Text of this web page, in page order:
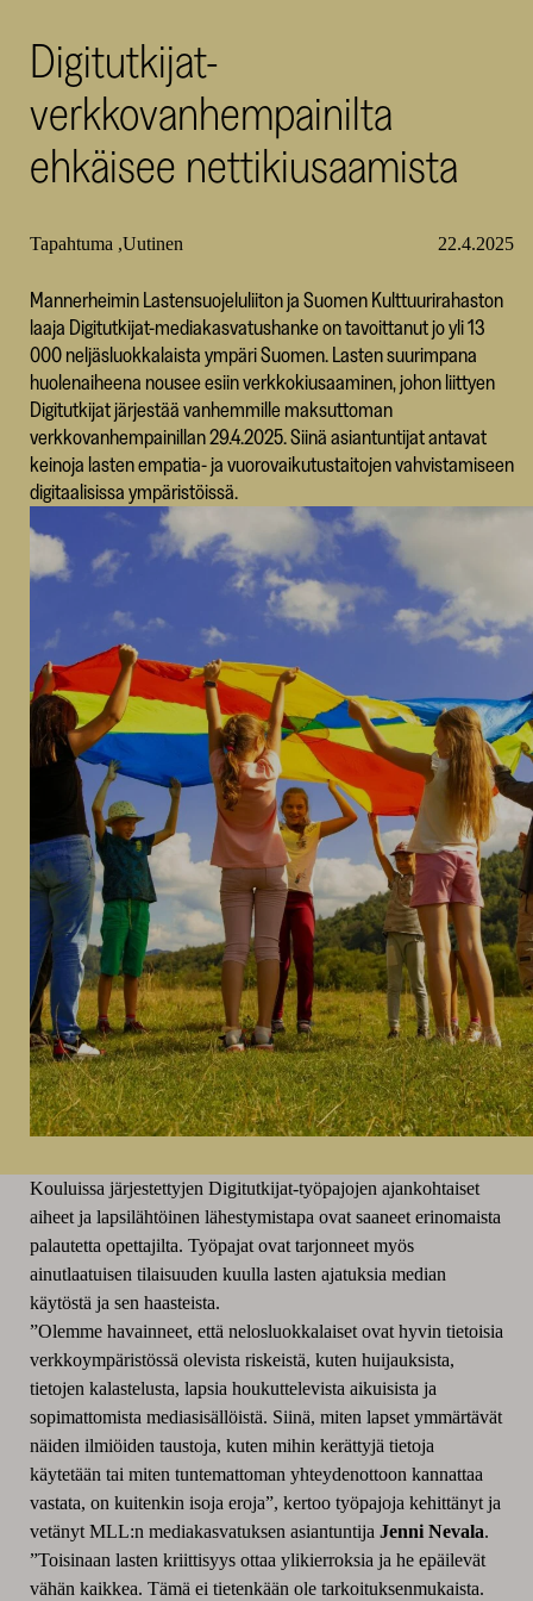
Digitutkijat-
verkkovanhempainilta
ehkäisee nettikiusaamista
Tapahtuma Uutinen 22.4.2025
Mannerheimin Lastensuojeluliiton ja Suomen Kulttuurirahaston
laaja Digitutkijat-mediakasvatushanke on tavoittanut jo yli 13
000 neljäsluokkalaista ympäri Suomen. Lasten suurimpana
huolenaiheena nousee esiin verkkokiusaaminen, johon liittyen
Digitutkijat järjestää vanhemmille maksuttoman
verkkovanhempainillan 29.4.2025. Siinä asiantuntijat antavat
keinoja lasten empatia- ja vuorovaikutustaitojen vahvistamiseen
digitaalisissa ympäristöissä.
Kouluissa järjestettyjen Digitutkijat-työpajojen ajankohtaiset
aiheet ja lapsilähtöinen lähestymistapa ovat saaneet erinomaista
palautetta opettajilta. Työpajat ovat tarjonneet myös
ainutlaatuisen tilaisuuden kuulla lasten ajatuksia median
käytöstä ja sen haasteista.
”Olemme havainneet, että nelosluokkalaiset ovat hyvin tietoisia
verkkoympäristössä olevista riskeistä, kuten huijauksista,
tietojen kalastelusta, lapsia houkuttelevista aikuisista ja
sopimattomista mediasisällöistä. Siinä, miten lapset ymmärtävät
näiden ilmiöiden taustoja, kuten mihin kerättyjä tietoja
käytetään tai miten tuntemattoman yhteydenottoon kannattaa
vastata, on kuitenkin isoja eroja”, kertoo työpajoja kehittänyt ja
vetänyt MLL:n mediakasvatuksen asiantuntija Jenni Nevala.
”Toisinaan lasten kriittisyys ottaa ylikierroksia ja he epäilevät
vähän kaikkea. Tämä ei tietenkään ole tarkoituksenmukaista.